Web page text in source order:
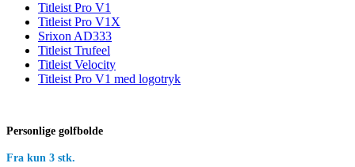
Titleist Pro V1
Titleist Pro V1X
Srixon AD333
Titleist Trufeel
Titleist Velocity
Titleist Pro V1 med logotryk
Personlige golfbolde
Fra kun 3 stk.